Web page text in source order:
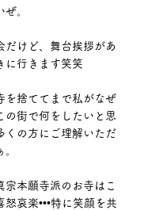
。
だけど、舞台挨拶があ
に行きます笑笑
を捨ててまで私がなぜ
の街で何をしたいと思
くの方にご理解いただ
宗本願寺派のお寺はこ
哀楽•••特に笑顔を共